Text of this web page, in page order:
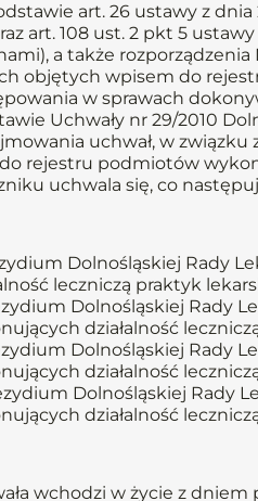
art. 26 ustawy z dnia
art. 108 ust. 2 pkt 5 ustawy
a także rozporządzenia
objętych wpisem do
w sprawach
Uchwały nr 29/2010
uchwał, w związku
rejestru podmiotów
uchwala się, co
Dolnośląskiej Rady
leczniczą praktyk
Dolnośląskiej Rady
działalność
Dolnośląskiej Rady
działalność
Dolnośląskiej Rady
działalność
wchodzi w życie z dniem